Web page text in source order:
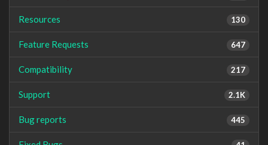
130
Resources
647
Feature Requests
217
Compatibility
2.1K
Support
445
Bug reports